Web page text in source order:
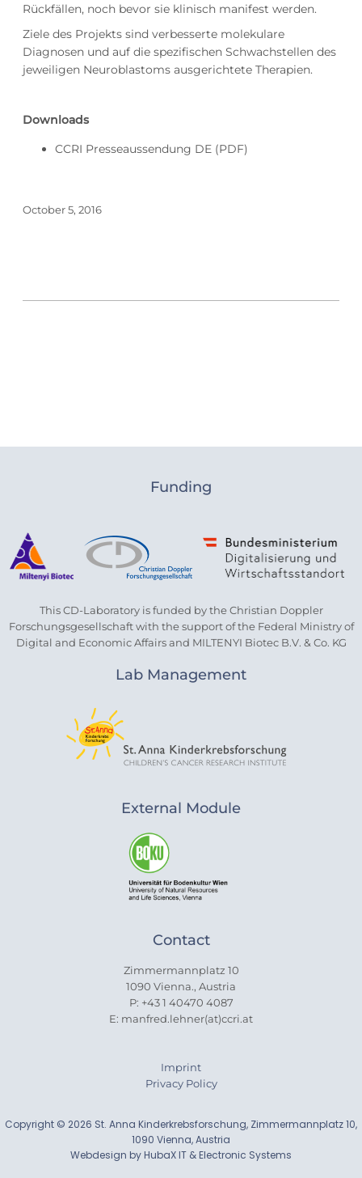
Rückfällen, noch bevor sie klinisch manifest werden.
Ziele des Projekts sind verbesserte molekulare
Diagnosen und auf die spezifischen Schwachstellen des
jeweiligen Neuroblastoms ausgerichtete Therapien.
Downloads
CCRI Presseaussendung DE(PDF)
October 5, 2016
Funding
This CD-Laboratory is funded by the Christian Doppler
Forschungsgesellschaft with the support of the Federal Ministry of
Digital and Economic Affairs and MILTENYI Biotec B.V. & Co. KG
Lab Management
External Module
Contact
Zimmermannplatz 10
1090 Vienna., Austria
P: +43 1 40470 4087
E: manfred.lehner(at)ccri.at
Imprint
Privacy Policy
Copyright © 2026 St. Anna Kinderkrebsforschung, Zimmermannplatz 10,
1090 Vienna, Austria
Webdesign by HubaX IT & Electronic Systems